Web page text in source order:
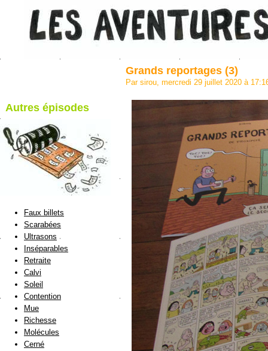
blog de Sirou
Grands reportages (3)
Par sirou, mercredi 29 juillet 2020 à
Autres épisodes
Faux billets
Scarabées
Ultrasons
Inséparables
Retraite
Calvi
Soleil
Contention
Mue
Richesse
Molécules
Cerné